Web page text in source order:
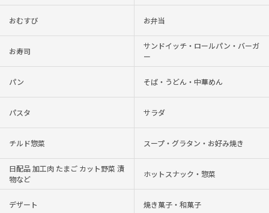
おむすび お弁当
お寿司
サンドイッチ・ロールパン・バーガ
ー
パン そば・うどん・中華めん
パスタ サラダ
チルド惣菜 スープ・グラタン・お好み焼き
日配品 加工肉 たまご カット野菜 漬
物など
ホットスナック・惣菜
デザート 焼き菓子・和菓子